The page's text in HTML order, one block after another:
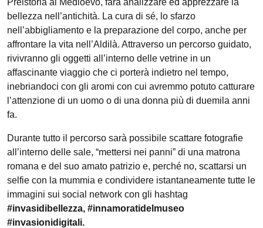
bellezza nell’antichità. La cura di sé, lo sfarzo
nell’abbigliamento e la preparazione del corpo, anche per
affrontare la vita nell’Aldilà. Attraverso un percorso guidato,
rivivranno gli oggetti all’interno delle vetrine in un
affascinante viaggio che ci porterà indietro nel tempo,
inebriandoci con gli aromi con cui avremmo potuto catturare
l’attenzione di un uomo o di una donna più di duemila anni
fa.
Durante tutto il percorso sarà possibile scattare fotografie
all’interno delle sale, “mettersi nei panni” di una matrona
romana e del suo amato patrizio e, perché no, scattarsi un
selfie con la mummia e condividere istantaneamente tutte le
immagini sui social network con gli hashtag
#invasidibellezza, #innamoratidelmuseo
#invasionidigitali.